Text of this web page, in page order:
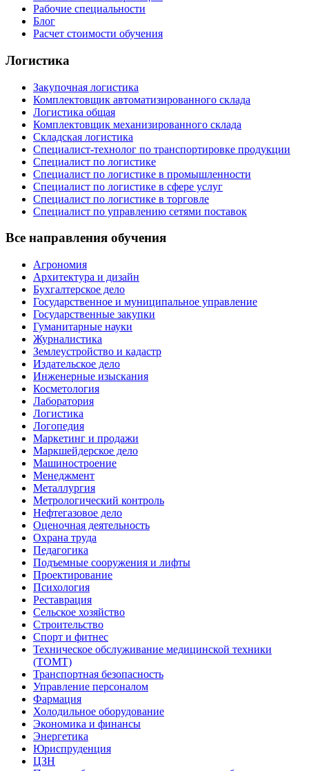
Рабочие специальности
Блог
Расчет стоимости обучения
Логистика
Закупочная логистика
Комплектовщик автоматизированного склада
Логистика общая
Комплектовщик механизированного склада
Складская логистика
Специалист-технолог по транспортировке продукции
Специалист по логистике
Специалист по логистике в промышленности
Специалист по логистике в сфере услуг
Специалист по логистике в торговле
Специалист по управлению сетями поставок
Все направления обучения
Агрономия
Архитектура и дизайн
Бухгалтерское дело
Государственное и муниципальное управление
Государственные закупки
Гуманитарные науки
Журналистика
Землеустройство и кадастр
Издательское дело
Инженерные изыскания
Косметология
Лаборатория
Логистика
Логопедия
Маркетинг и продажи
Маркшейдерское дело
Машиностроение
Менеджмент
Металлургия
Метрологический контроль
Нефтегазовое дело
Оценочная деятельность
Охрана труда
Педагогика
Подъемные сооружения и лифты
Проектирование
Психология
Реставрация
Сельское хозяйство
Строительство
Спорт и фитнес
Техническое обслуживание медицинской техники
(ТОМТ)
Транспортная безопасность
Управление персоналом
Фармация
Холодильное оборудование
Экономика и финансы
Энергетика
Юриспруденция
ЦЗН